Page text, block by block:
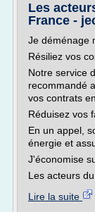
Les
France -
Je déménage
Résiliez vos
Notre service
recommandé
vos contrats
Réduisez vos
En un appel,
énergie et
J'économise
Les acteurs
Lire la suite